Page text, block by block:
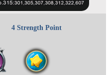
4 Strength Point